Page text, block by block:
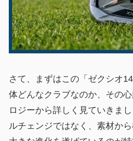
さて、まずはこの「ゼクシオ
体どんなクラブなのか、その
ロジーから詳しく見ていきま
ルチェンジではなく、素材か